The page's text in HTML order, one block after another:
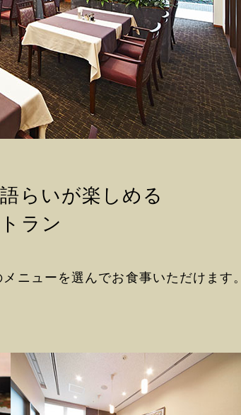
らいが楽しめる
ラン
ニューを選んでお食事いただけます。